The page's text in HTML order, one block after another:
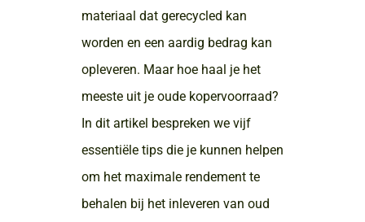
materiaal dat gerecycled kan
worden en een aardig bedrag kan
opleveren. Maar hoe haal je het
meeste uit je oude kopervoorraad?
In dit artikel bespreken we vijf
essentiële tips die je kunnen helpen
om het maximale rendement te
behalen bij het inleveren van oud